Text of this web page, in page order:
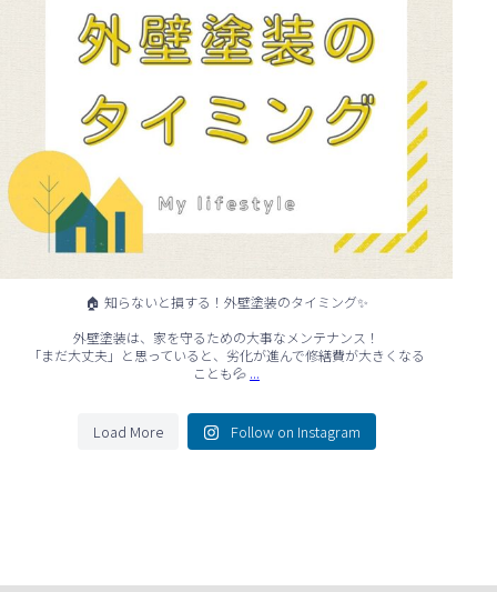
🏠 知らないと損する！外壁塗装のタイミング✨
外壁塗装は、家を守るための大事なメンテナンス！
「まだ大丈夫」と思っていると、劣化が進んで修繕費が大きくなる
ことも💦 ...
Load More Follow on Instagram